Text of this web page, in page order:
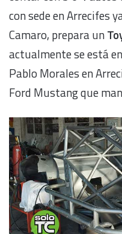
con sede en Arrecifes
Camaro, prepara un
actualmente se está
Pablo Morales en
Ford Mustang que